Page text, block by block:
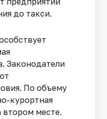
до такси.
Законодатели
По объему
курортная
втором месте.